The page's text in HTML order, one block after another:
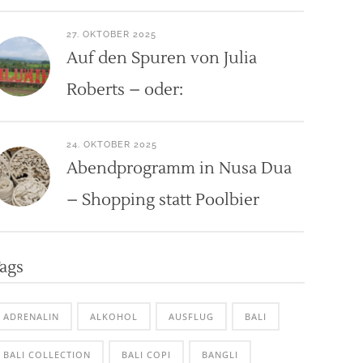
27. OKTOBER 2025
Auf den Spuren von Julia
Roberts – oder:
24. OKTOBER 2025
Abendprogramm in Nusa Dua
– Shopping statt Poolbier
ADRENALIN ALKOHOL AUSFLUG BALI
BALI COLLECTION BALI COPI BANGLI